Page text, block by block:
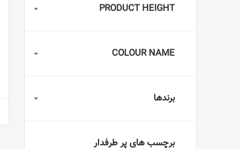
PRODUCT HEIGHT
COLOUR NAME
برندها
برچسب های پر طرفدار